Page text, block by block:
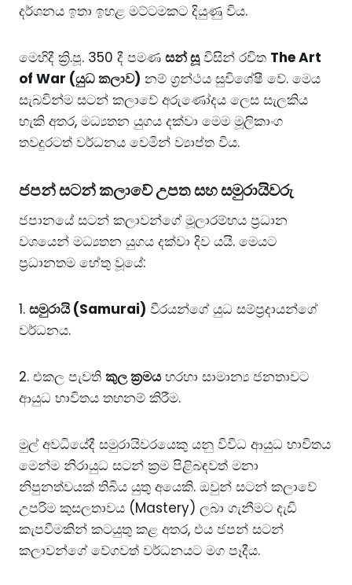
දර්ශනය ඉතා ඉහළ මට්ටමකට දියුණු විය.
​මෙහිදී ක්‍රි.පූ. 350 දී පමණ සන් සූවිසින් රචිත The Art
of War (යුධ කලාව) නම් ග්‍රන්ථය සුවිශේෂී වේ. මෙය
සැබවින්ම සටන් කලාවේ අරුණෝදය ලෙස සැලකිය
හැකි අතර, මධ්‍යතන යුගය දක්වා මෙම මූලිකාංග
තවදුරටත් වර්ධනය වෙමින් ව්‍යාප්ත විය.
​ජපන් සටන් කලාවේ උපත සහ සමුරායිවරු
​ජපානයේ සටන් කලාවන්ගේ මූලාරම්භය ප්‍රධාන
වශයෙන් මධ්‍යතන යුගය දක්වා දිව යයි. මෙයට
ප්‍රධානතම හේතු වූයේ:
1. සමුරායි (Samurai) වීරයන්ගේ යුධ සම්ප්‍රදායන්ගේ
වර්ධනය.
2. ​එකල පැවති කුල ක්‍රමයහරහා සාමාන්‍ය ජනතාවට
ආයුධ භාවිතය තහනම් කිරීම.
​මුල් අවධියේදී සමුරායිවරයෙකු යනු විවිධ ආයුධ භාවිතය
මෙන්ම නිරායුධ සටන් ක්‍රම පිළිබඳවත් මනා
නිපුනත්වයක් තිබිය යුතු අයෙකි. ඔවුන් සටන් කලාවේ
උපරිම කුසලතාවය (Mastery) ලබා ගැනීමට දැඩි
කැපවීමකින් කටයුතු කළ අතර, එය ජපන් සටන්
කලාවන්ගේ වේගවත් වර්ධනයට මග පෑදීය.